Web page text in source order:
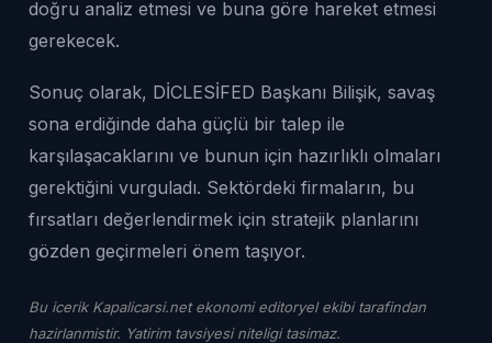
doğru analiz etmesi ve buna göre hareket etmesi
gerekecek.
Sonuç olarak, DİCLESİFED Başkanı Bilişik, savaş
sona erdiğinde daha güçlü bir talep ile
karşılaşacaklarını ve bunun için hazırlıklı olmaları
gerektiğini vurguladı. Sektördeki firmaların, bu
fırsatları değerlendirmek için stratejik planlarını
gözden geçirmeleri önem taşıyor.
Bu icerik Kapalicarsi.net ekonomi editoryel ekibi tarafindan
hazirlanmistir. Yatirim tavsiyesi niteligi tasimaz.